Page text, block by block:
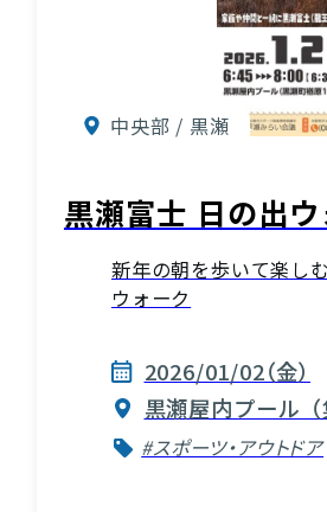
中央部 / 黒瀬
黒瀬富士 日の出
新年の朝を歩いて楽し
ウォーク
2026/01/02（金）
黒瀬屋内プール（
#スポーツ・アウトドア